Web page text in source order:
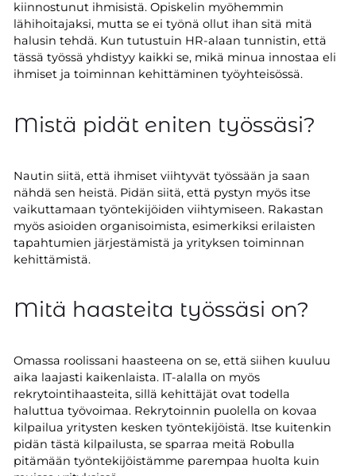
kiinnostunut ihmisistä. Opiskelin myöhemmin
lähihoitajaksi, mutta se ei työnä ollut ihan sitä mitä
halusin tehdä. Kun tutustuin HR-alaan tunnistin, että
tässä työssä yhdistyy kaikki se, mikä minua innostaa eli
ihmiset ja toiminnan kehittäminen työyhteisössä.
Mistä pidät eniten työssäsi?
Nautin siitä, että ihmiset viihtyvät työssään ja saan
nähdä sen heistä. Pidän siitä, että pystyn myös itse
vaikuttamaan työntekijöiden viihtymiseen. Rakastan
myös asioiden organisoimista, esimerkiksi erilaisten
tapahtumien järjestämistä ja yrityksen toiminnan
kehittämistä.
Mitä haasteita työssäsi on?
Omassa roolissani haasteena on se, että siihen kuuluu
aika laajasti kaikenlaista. IT-alalla on myös
rekrytointihaasteita, sillä kehittäjät ovat todella
haluttua työvoimaa. Rekrytoinnin puolella on kovaa
kilpailua yritysten kesken työntekijöistä. Itse kuitenkin
pidän tästä kilpailusta, se sparraa meitä Robulla
pitämään työntekijöistämme parempaa huolta kuin